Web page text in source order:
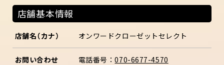
店舗基本情報
店舗名（カナ） オンワードクローゼットセレクト
お問い合わせ 電話番号：070-6677-4570